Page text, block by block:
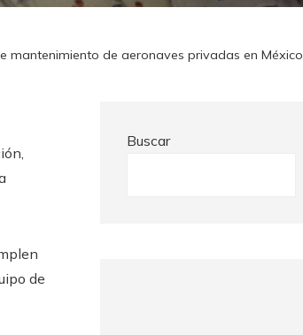
mantenimiento de aeronaves privadas en México
de
Buscar